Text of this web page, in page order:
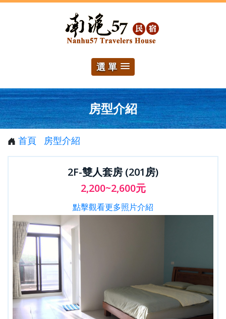
選 單
房型介紹
首頁 房型介紹
2F-雙人套房 (201房)
2,200~2,600元
點擊觀看更多照片介紹